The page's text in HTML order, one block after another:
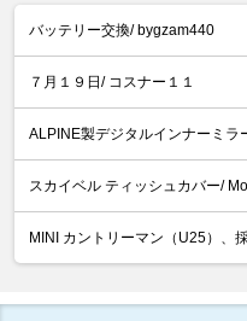
バッテリー交換/ bygzam440
７月１９日/ コスナー１１
ALPINE製デジタルインナーミラ
スカイベル ティッシュカバー/
MINI カントリーマン（U25）、